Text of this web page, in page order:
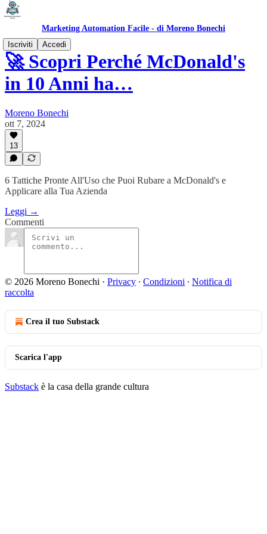
Marketing Automation Facile - di Moreno Bonechi
Iscriviti
Accedi
🚀 Scopri Perché McDonald's
in 10 Anni ha…
Moreno Bonechi
ott 7, 2024
13
6 Tattiche Pronte All'Uso che Puoi Rubare a McDonald's e
Applicare alla Tua Azienda
Leggi →
Commenti
© 2026 Moreno Bonechi · Privacy ∙ Condizioni ∙ Notifica di
raccolta
Crea il tuo Substack
Scarica l'app
Substack è la casa della grande cultura